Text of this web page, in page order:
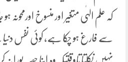
کہ علم الہٰی متغیر اور منسوخ
سے فارغ ہو چکا ہے، کوئی نفس
نہیں نکلتا تاوقتیکہ وہ اپنا حصہ پورا نہ